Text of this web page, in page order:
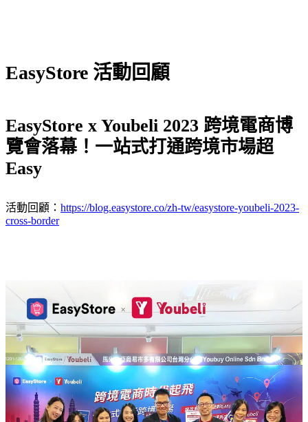
EasyStore 活動回顧
EasyStore x Youbeli 2023 跨境電商博
覽會落幕！一站式打通跨境市場超
Easy
活動回顧： https://blog.easystore.co/zh-tw/easystore-youbeli-2023-
cross-border